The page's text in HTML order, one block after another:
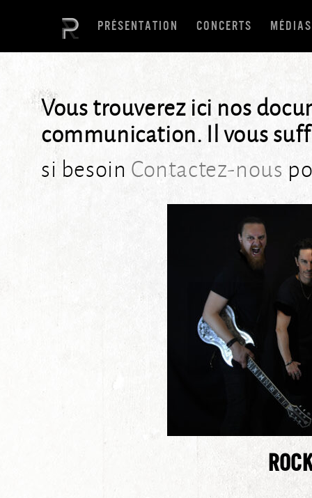
PRÉSENTATION CONCERTS MÉDIAS
Vous trouverez ici nos
communication. Il vous
si besoin Contactez-nous